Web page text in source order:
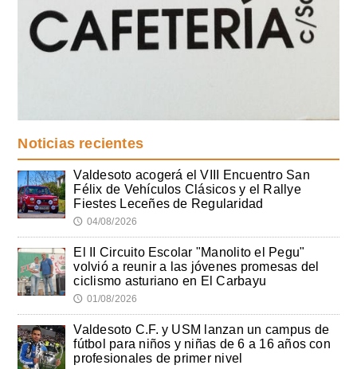
Noticias recientes
Valdesoto acogerá el VIII Encuentro San
Félix de Vehículos Clásicos y el Rallye
Fiestes Leceñes de Regularidad
🕔 04/08/2026
El II Circuito Escolar "Manolito el Pegu"
volvió a reunir a las jóvenes promesas del
ciclismo asturiano en El Carbayu
🕔 01/08/2026
Valdesoto C.F. y USM lanzan un campus de
fútbol para niños y niñas de 6 a 16 años con
profesionales de primer nivel